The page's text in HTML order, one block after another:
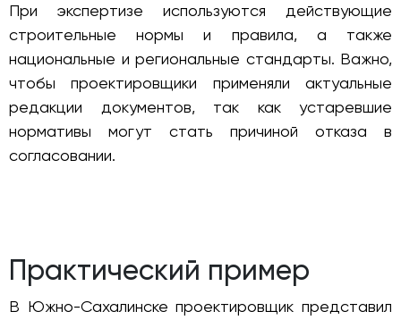
При экспертизе используются действующие
строительные нормы и правила, а также
национальные и региональные стандарты. Важно,
чтобы проектировщики применяли актуальные
редакции документов, так как устаревшие
нормативы могут стать причиной отказа в
согласовании.
Практический пример
В Южно-Сахалинске проектировщик представил